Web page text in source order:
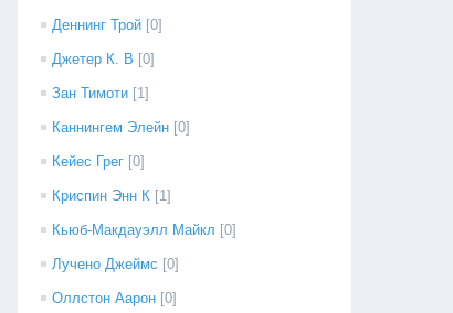
Деннинг Трой [0]
Джетер К. В [0]
Зан Тимоти [1]
Каннингем Элейн [0]
Кейес Грег [0]
Криспин Энн К [1]
Кьюб-Макдауэлл Майкл [0]
Лучено Джеймс [0]
Оллстон Аарон [0]